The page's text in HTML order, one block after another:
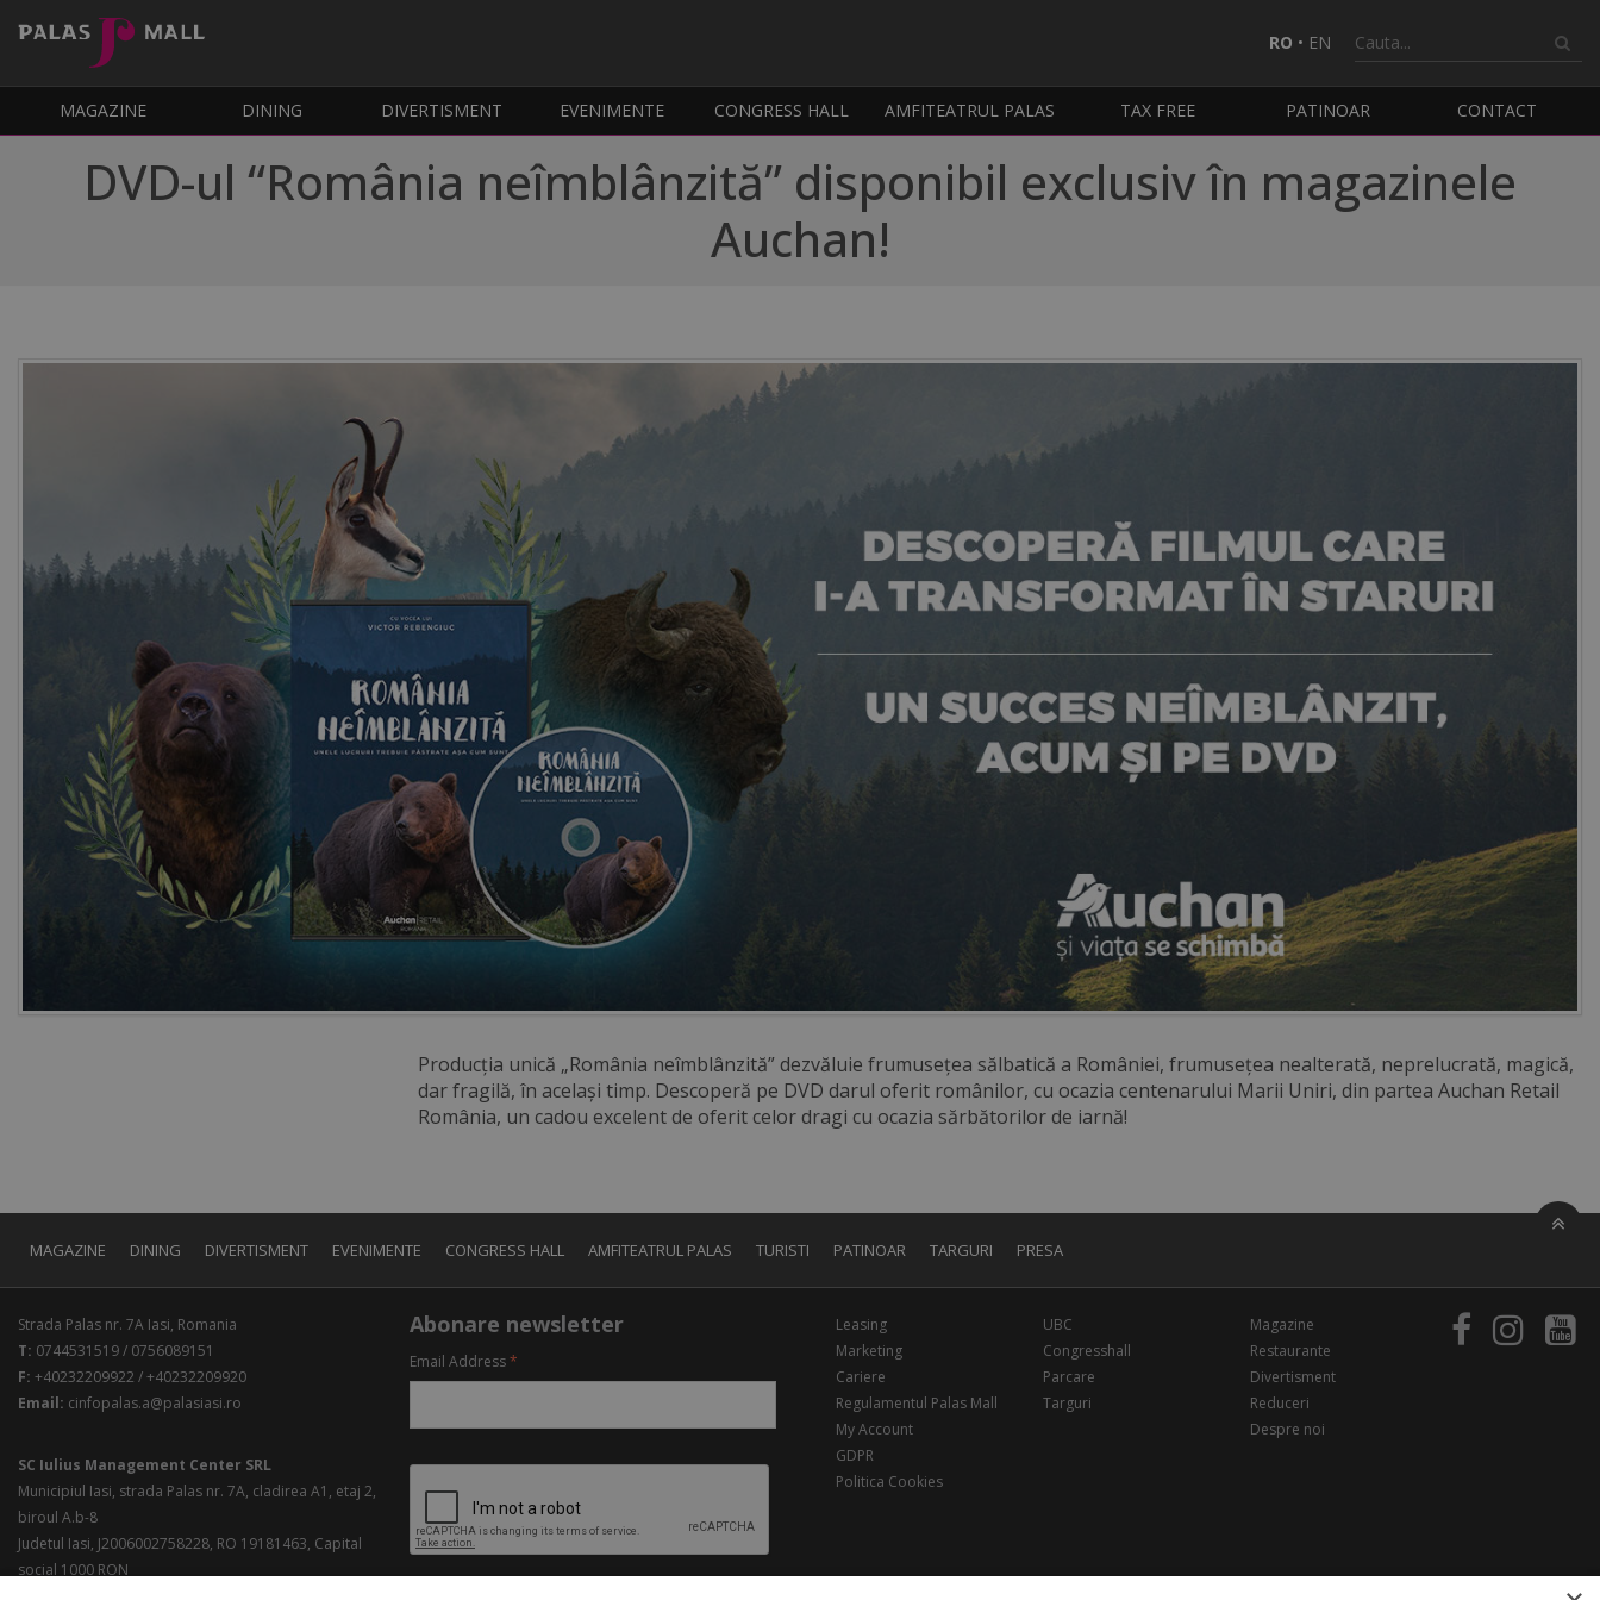
RO • EN
MAGAZINE DINING DIVERTISMENT EVENIMENTE CONGRESS HALL AMFITEATRUL PALAS TAX FREE PATINOAR CONTACT
DVD-ul “România neîmblânzită” disponibil exclusiv în magazinele
Auchan!
Producția unică „România neîmblânzită” dezvăluie frumusețea sălbatică a României, frumusețea nealterată, neprelucrată, magică,
dar fragilă, în același timp. Descoperă pe DVD darul oferit românilor, cu ocazia centenarului Marii Uniri, din partea Auchan Retail
România, un cadou excelent de oferit celor dragi cu ocazia sărbătorilor de iarnă!
MAGAZINE DINING DIVERTISMENT EVENIMENTE CONGRESS HALL AMFITEATRUL PALAS TURISTI PATINOAR TARGURI PRESA
Strada Palas nr. 7A Iasi, Romania
T: 0744531519 / 0756089151
F: +40232209922 / +40232209920
Email: cinfopalas.a@palasiasi.ro
SC Iulius Management Center SRL
Municipiul Iasi, strada Palas nr. 7A, cladirea A1, etaj 2,
biroul A.b-8
Judetul Iasi, J2006002758228, RO 19181463, Capital
social 1000 RON
Abonare newsletter
Email Address*
Leasing
Marketing
Cariere
Regulamentul Palas Mall
My Account
GDPR
Politica Cookies
UBC
Congresshall
Parcare
Targuri
Magazine
Restaurante
Divertisment
Reduceri
Despre noi